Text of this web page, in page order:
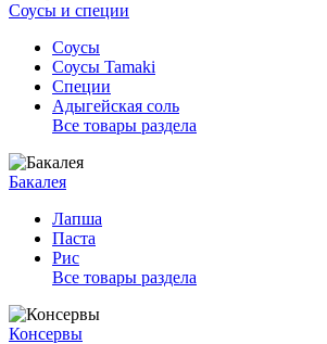
Соусы и специи
Соусы
Соусы Tamaki
Специи
Адыгейская соль
Все товары раздела
Бакалея
Лапша
Паста
Рис
Все товары раздела
Консервы